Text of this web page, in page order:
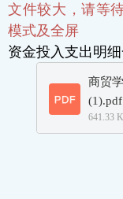
文件较大，请等
模式及全屏
资金投入支出明